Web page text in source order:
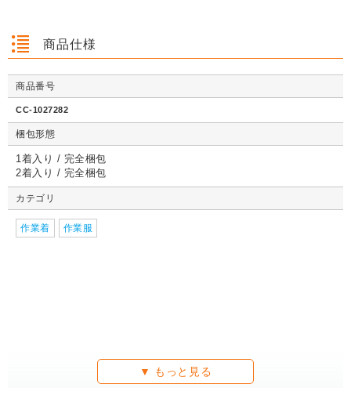
クッション封筒（ネ
コポス最大）※A4
不可
1枚 21.1円～
詳しくみる
【広告入】宅配120
（高さ3段階変更可
【宅配80サイズ】定
04）
【広告入
クッション封筒（ネ
不可
1枚 21.1円～
詳しくみる
能）※キャンペーン
クッション封筒（ネ
コポス最大）※A4
不可
1枚 21.1円～
詳しくみる
イズ 段ボール箱
番段ボール箱（DA0
イズ 段ボ
商品仕様
商品番号
CC-1027282
梱包形態
1着入り / 完全梱包
2着入り / 完全梱包
カテゴリ
作業着 作業服